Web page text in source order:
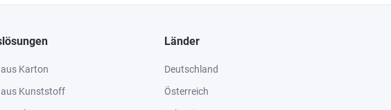
Karton
Kunststoff
Länder
Deutschland
Österreich